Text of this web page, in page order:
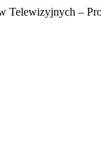
Telewizyjnych –